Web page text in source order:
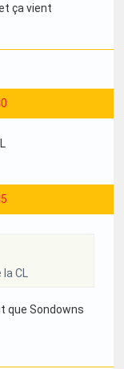
ça vient
CL
que Sondowns